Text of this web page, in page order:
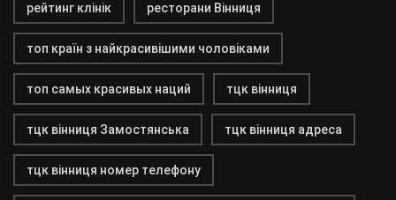
рейтинг клінік ресторани Вінниця
топ країн з найкрасивішими чоловіками
топ самых красивых наций тцк вінниця
тцк вінниця Замостянська тцк вінниця адреса
тцк вінниця номер телефону